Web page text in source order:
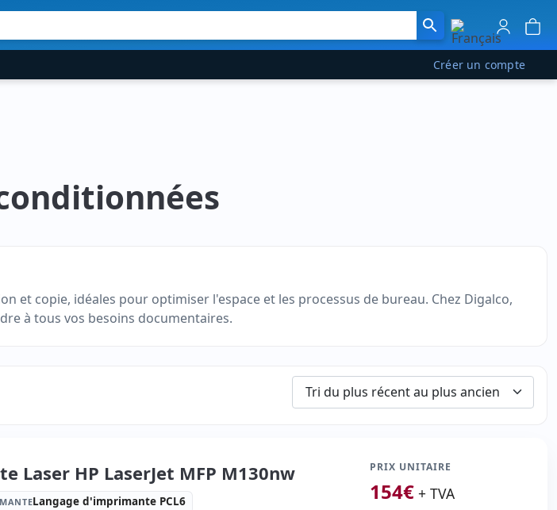
Créer un compte
copie, idéales pour optimiser l'espace et les processus de bureau. Chez Digalco,
à tous vos besoins documentaires.
Laser HP LaserJet MFP M130nw
Langage d'imprimante PCL6
PRIX UNITAIRE
154€ + TVA